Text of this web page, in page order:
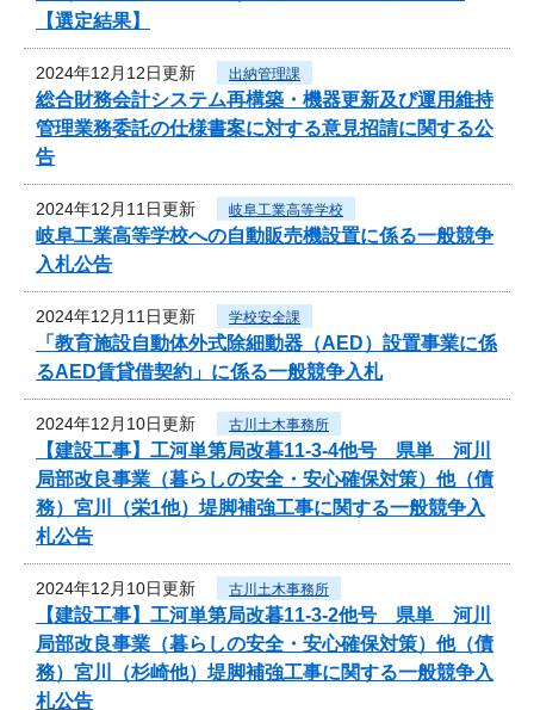
【選定結果】
2024年12月12日更新 出納管理課
総合財務会計システム再構築・機器更新及び運用維持
管理業務委託の仕様書案に対する意見招請に関する公
告
2024年12月11日更新 岐阜工業高等学校
岐阜工業高等学校への自動販売機設置に係る一般競争
入札公告
2024年12月11日更新 学校安全課
「教育施設自動体外式除細動器（AED）設置事業に係
るAED賃貸借契約」に係る一般競争入札
2024年12月10日更新 古川土木事務所
【建設工事】工河単第局改暮11-3-4他号 県単 河川
局部改良事業（暮らしの安全・安心確保対策）他（債
務）宮川（栄1他）堤脚補強工事に関する一般競争入
札公告
2024年12月10日更新 古川土木事務所
【建設工事】工河単第局改暮11-3-2他号 県単 河川
局部改良事業（暮らしの安全・安心確保対策）他（債
務）宮川（杉崎他）堤脚補強工事に関する一般競争入
札公告